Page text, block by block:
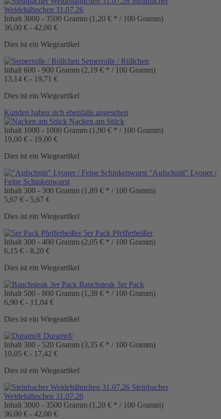
Weidehähnchen 31.07.26
Inhalt 3000 - 3500 Gramm (1,20 € * / 100 Gramm)
36,00 € - 42,00 €
Dies ist ein Wiegeartikel
Semerrolle / Röllchen
Inhalt 600 - 900 Gramm (2,19 € * / 100 Gramm)
13,14 € - 19,71 €
Dies ist ein Wiegeartikel
Kunden haben sich ebenfalls angesehen
Nacken am Stück
Inhalt 1000 - 1000 Gramm (1,90 € * / 100 Gramm)
19,00 € - 19,00 €
Dies ist ein Wiegeartikel
"Aufschnitt" Lyoner /
Feine Schinkenwurst
Inhalt 300 - 300 Gramm (1,89 € * / 100 Gramm)
5,67 € - 5,67 €
Dies ist ein Wiegeartikel
5er Pack Pfefferbeißer
Inhalt 300 - 400 Gramm (2,05 € * / 100 Gramm)
6,15 € - 8,20 €
Dies ist ein Wiegeartikel
Bauchsteak 3er Pack
Inhalt 500 - 800 Gramm (1,38 € * / 100 Gramm)
6,90 € - 11,04 €
Dies ist ein Wiegeartikel
Durami®
Inhalt 300 - 520 Gramm (3,35 € * / 100 Gramm)
10,05 € - 17,42 €
Dies ist ein Wiegeartikel
Steinbacher
Weidehähnchen 31.07.26
Inhalt 3000 - 3500 Gramm (1,20 € * / 100 Gramm)
36,00 € - 42,00 €